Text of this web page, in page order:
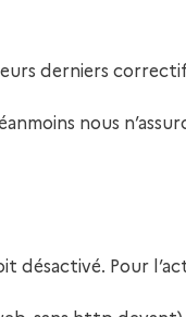
derniers
nous
désactivé. Pour